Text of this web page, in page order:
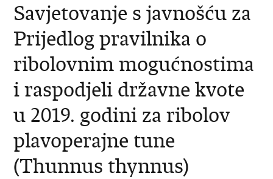
Savjetovanje s javnošću za
Prijedlog pravilnika o
ribolovnim mogućnostima
i raspodjeli državne kvote
u 2019. godini za ribolov
plavoperajne tune
(Thunnus thynnus)